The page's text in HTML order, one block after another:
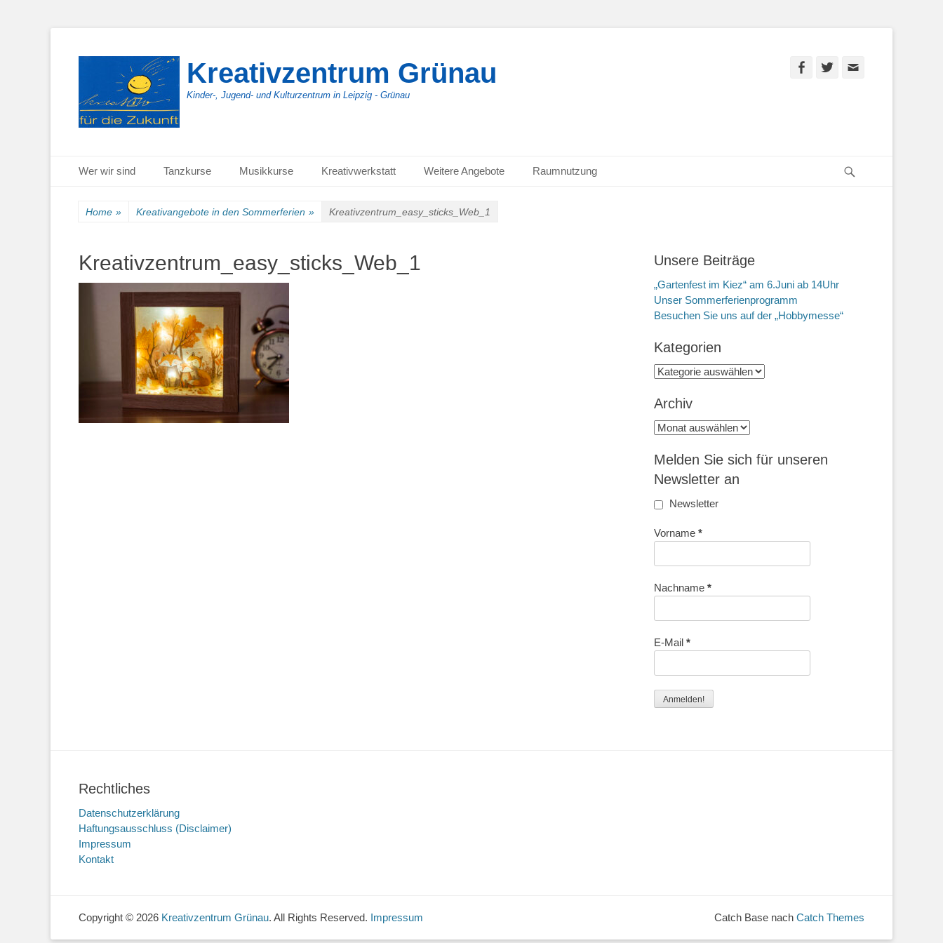
Kreativzentrum Grünau
Kinder-, Jugend- und Kulturzentrum in Leipzig - Grünau
Facebook
Twitter
Primäres Menü
Inhalt
Wer wir sind Tanzkurse Musikkurse Kreativwerkstatt Weitere Angebote Raumnutzung
Home » Kreativangebote in den Sommerferien » Kreativzentrum_easy_sticks_Web_1
Kreativzentrum_easy_sticks_Web_1 Unsere Beiträge
„Gartenfest im Kiez“ am 6.Juni ab 14Uhr
Unser Sommerferienprogramm
Besuchen Sie uns auf der „Hobbymesse“
Kategorien
Kategorien
Archiv
Archiv
Melden Sie sich für unseren
Newsletter an
Newsletter
Vorname *
Nachname *
E-Mail *
Rechtliches
Datenschutzerklärung
Haftungsausschluss (Disclaimer)
Impressum
Kontakt
Copyright © 2026 Kreativzentrum Grünau. All Rights Reserved. Impressum Catch Base nach Catch Themes